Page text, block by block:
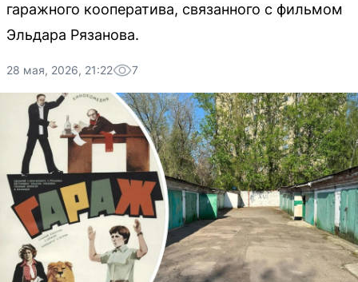
гаражного кооператива, связанного с фильмом
Эльдара Рязанова.
28 мая, 2026, 21:22 7